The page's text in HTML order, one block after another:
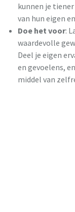
kunnen je
van hun eigen
Doe het voor:
waardevolle
Deel je eigen
en gevoelens,
middel van